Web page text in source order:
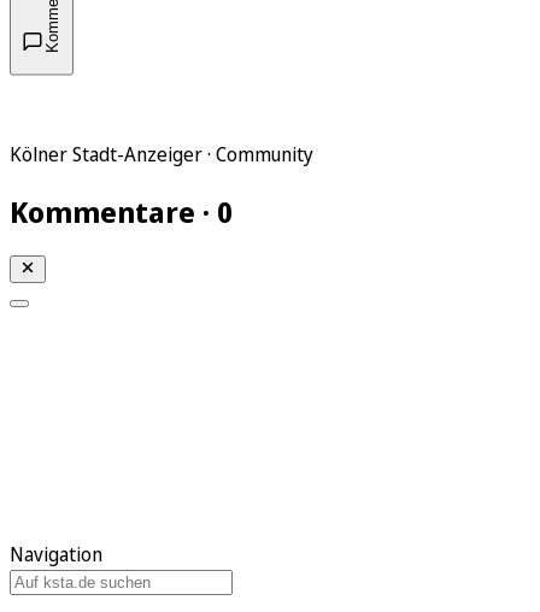
Kölner Stadt-Anzeiger · Community
Kommentare · 0
Navigation